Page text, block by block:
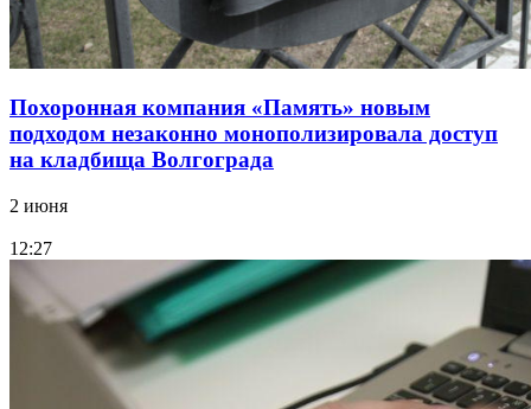
Похоронная компания «Память» новым
подходом незаконно монополизировала доступ
на кладбища Волгограда
2 июня
12:27